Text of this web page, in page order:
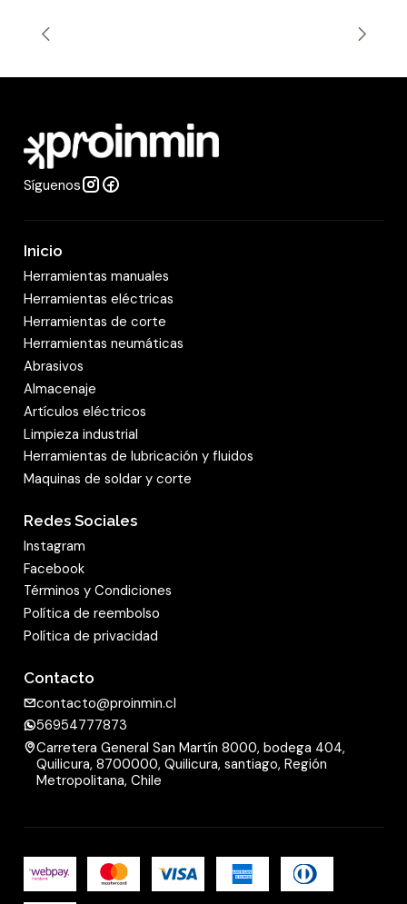
d
Síguenos
Inicio
Herramientas manuales
Herramientas eléctricas
Herramientas de corte
Herramientas neumáticas
Abrasivos
Almacenaje
Artículos eléctricos
Limpieza industrial
Herramientas de lubricación y fluidos
Maquinas de soldar y corte
Redes Sociales
Instagram
Facebook
Términos y Condiciones
Política de reembolso
Política de privacidad
Contacto
contacto@proinmin.cl
56954777873
Carretera General San Martín 8000, bodega 404,
Quilicura, 8700000, Quilicura, santiago, Región
Metropolitana, Chile